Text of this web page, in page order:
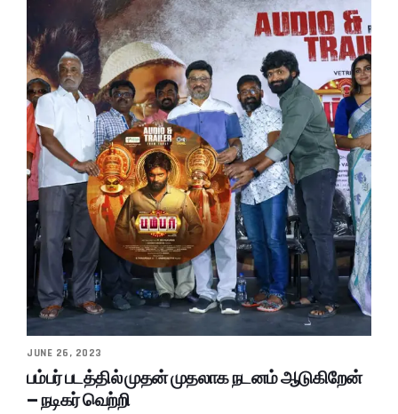
JUNE 26, 2023
பம்பர் படத்தில் முதன் முதலாக நடனம் ஆடுகிறேன்
– நடிகர் வெற்றி